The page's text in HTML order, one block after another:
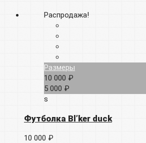
Распродажа!
Размеры
10 000 ₽
5 000 ₽
s
Футболка Bl’ker duck
10 000 ₽